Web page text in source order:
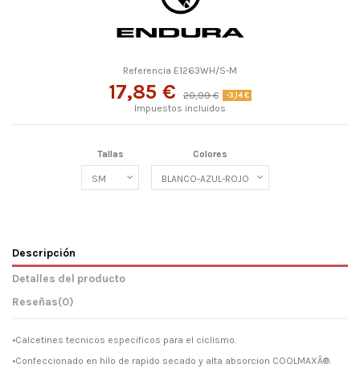
Referencia E1263WH/S-M
17,85 € 20,99 € -3,14 €
Impuestos incluidos
Tallas Colores
Descripción
Detalles del producto
Reseñas(0)
•Calcetines tecnicos especificos para el ciclismo.
•Confeccionado en hilo de rapido secado y alta absorcion COOLMAXÂ®.